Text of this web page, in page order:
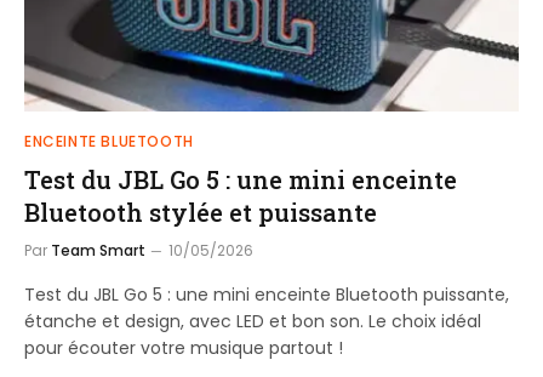
ENCEINTE BLUETOOTH
Test du JBL Go 5 : une mini enceinte
Bluetooth stylée et puissante
Par Team Smart 10/05/2026
Test du JBL Go 5 : une mini enceinte Bluetooth puissante,
étanche et design, avec LED et bon son. Le choix idéal
pour écouter votre musique partout !